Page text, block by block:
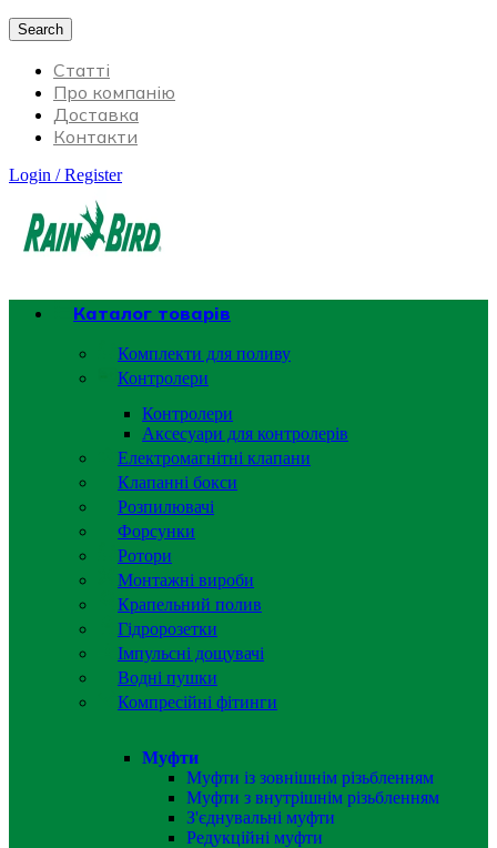
Search
Статті
Про компанію
Доставка
Контакти
Login / Register
Каталог товарів
Комплекти для поливу
Контролери
Контролери
Аксесуари для контролерів
Електромагнітні клапани
Клапанні бокси
Розпилювачі
Форсунки
Ротори
Монтажні вироби
Крапельний полив
Гідророзетки
Імпульсні дощувачі
Водні пушки
Компресійні фітинги
Муфти
Муфти із зовнішнім різьбленням
Муфти з внутрішнім різьбленням
З'єднувальні муфти
Редукційні муфти